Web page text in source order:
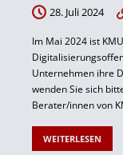
28. Juli 2024
Im Mai 2024 ist
Unternehmen ihre
wenden Sie sich
Berater/innen von
WEITERLESEN